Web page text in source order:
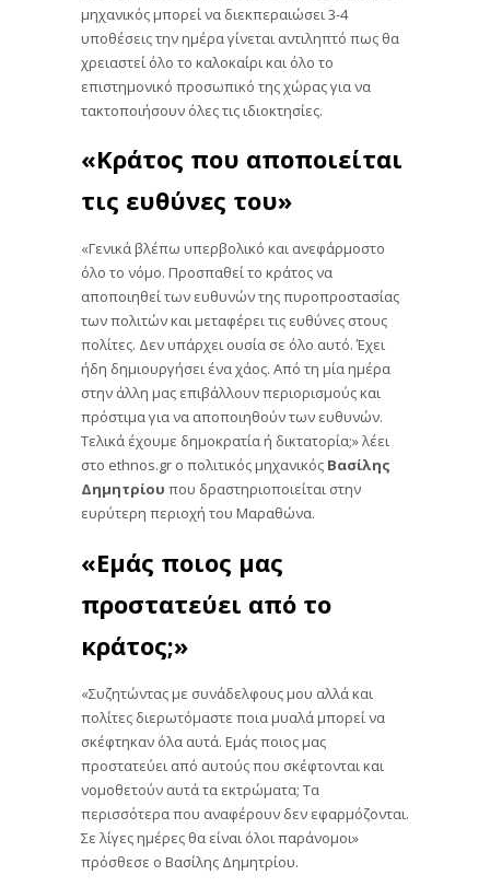
μηχανικός μπορεί να διεκπεραιώσει 3-4
υποθέσεις την ημέρα γίνεται αντιληπτό πως θα
χρειαστεί όλο το καλοκαίρι και όλο το
επιστημονικό προσωπικό της χώρας για να
τακτοποιήσουν όλες τις ιδιοκτησίες.
«Κράτος που αποποιείται
τις ευθύνες του»
«Γενικά βλέπω υπερβολικό και ανεφάρμοστο
όλο το νόμο. Προσπαθεί το κράτος να
αποποιηθεί των ευθυνών της πυροπροστασίας
των πολιτών και μεταφέρει τις ευθύνες στους
πολίτες. Δεν υπάρχει ουσία σε όλο αυτό. Έχει
ήδη δημιουργήσει ένα χάος. Από τη μία ημέρα
στην άλλη μας επιβάλλουν περιορισμούς και
πρόστιμα για να αποποιηθούν των ευθυνών.
Τελικά έχουμε δημοκρατία ή δικτατορία;» λέει
στο ethnos.gr ο πολιτικός μηχανικός Βασίλης
Δημητρίου που δραστηριοποιείται στην
ευρύτερη περιοχή του Μαραθώνα.
«Εμάς ποιος μας
προστατεύει από το
κράτος;»
«Συζητώντας με συνάδελφους μου αλλά και
πολίτες διερωτόμαστε ποια μυαλά μπορεί να
σκέφτηκαν όλα αυτά. Εμάς ποιος μας
προστατεύει από αυτούς που σκέφτονται και
νομοθετούν αυτά τα εκτρώματα; Τα
περισσότερα που αναφέρουν δεν εφαρμόζονται.
Σε λίγες ημέρες θα είναι όλοι παράνομοι»
πρόσθεσε ο Βασίλης Δημητρίου.